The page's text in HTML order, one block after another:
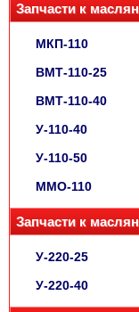
Запчасти к
МКП-110
ВМТ-110-25
ВМТ-110-40
У-110-40
У-110-50
ММО-110
Запчасти к
У-220-25
У-220-40